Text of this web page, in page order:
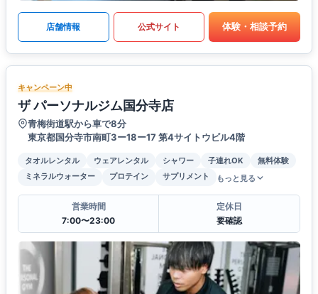
店舗情報 公式サイト 体験・相談予約
キャンペーン中
ザ パーソナルジム国分寺店
青梅街道駅から車で8分
東京都国分寺市南町3ー18ー17 第4サイトウビル4階
タオルレンタル ウェアレンタル シャワー 子連れOK
無料体験
ミネラルウォーター
プロテイン サプリメント もっと見る
営業時間
7:00〜23:00
定休日
要確認